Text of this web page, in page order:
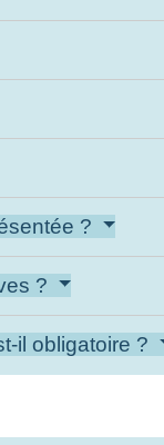
?
?
il obligatoire ?